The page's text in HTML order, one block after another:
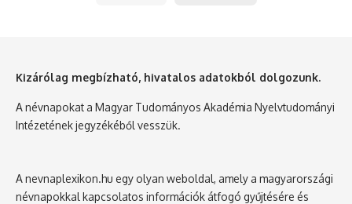
Kizárólag megbízható, hivatalos adatokból dolgozunk.
A névnapokat a Magyar Tudományos Akadémia Nyelvtudományi
Intézetének jegyzékéből vesszük.
A nevnaplexikon.hu egy olyan weboldal, amely a magyarországi
névnapokkal kapcsolatos információk átfogó gyűjtésére és